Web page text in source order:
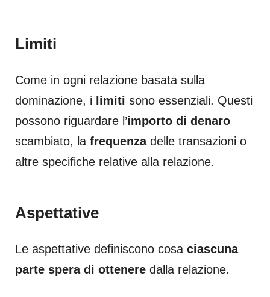
Limiti
Come in ogni relazione basata sulla
dominazione, i
limiti sono essenziali. Questi
possono riguardare l’importo di denaro
scambiato, la frequenzadelle transazioni o
altre specifiche relative alla relazione.
Aspettative
Le aspettative definiscono cosa ciascuna
parte spera di ottenere dalla relazione.